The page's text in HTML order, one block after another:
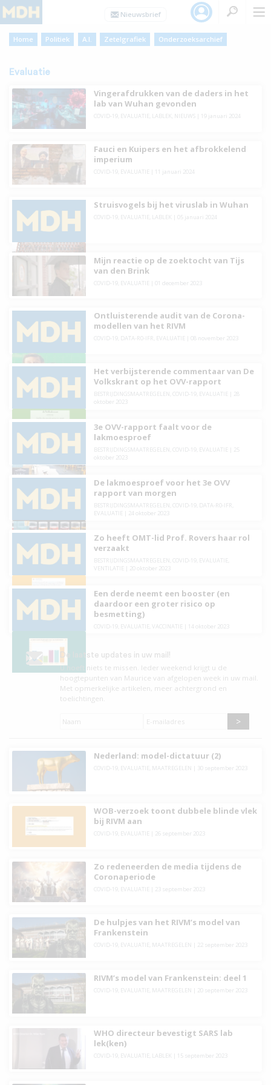
Home Politiek A.I. Zetelgrafiek Onderzoeksarchief
Evaluatie
Vingerafdrukken van de daders in het
lab van Wuhan gevonden
COVID-19, EVALUATIE LABLEK NIEUWS| 19 januari 2024
Fauci en Kuipers en het afbrokkelend
imperium
COVID-19, EVALUATIE 11 januari 2024
Struisvogels bij het viruslab in Wuhan
COVID-19, EVALUATIE LABLEK 05 januari 2024
Mijn reactie op de zoektocht van Tijs
van den Brink
COVID-19, EVALUATIE 01 december 2023
Ontluisterende audit van de Corona-
modellen van het RIVM
COVID-19, DATA-R0-IFR EVALUATIE 08 november 2023
Het verbijsterende commentaar van De
Volkskrant op het OVV-rapport
BESTRIJDINGSMAATREGELEN COVID-19, EVALUATIE
28
oktober 2023
3e OVV-rapport faalt voor de
lakmoesproef
BESTRIJDINGSMAATREGELEN COVID-19, EVALUATIE
25
oktober 2023
De lakmoesproef voor het 3e OVV
rapport van morgen
BESTRIJDINGSMAATREGELEN COVID-19, DATA-R0-IFR
EVALUATIE
24 oktober 2023
Zo heeft OMT-lid Prof. Rovers haar rol
verzaakt
BESTRIJDINGSMAATREGELEN COVID-19, EVALUATIE
VENTILATIE
20 oktober 2023
Een derde neemt een booster (en
daardoor een groter risico op
besmetting)
COVID-19, EVALUATIE VACCINATIE 14 oktober 2023
De laatste updates in uw mail!
U hoeft niets te missen. leder weekend krijgt u de
hoogtepunten van Maurice van afgelopen week in uw mail.
Met opmerkelijke artikelen, meer achtergrond en
toelichtingen.
Naam
E-
Nederland: model-dictatuur (2)
COVID-19, EVALUATIE MAATREGELEN 30 september 2023
WOB-verzoek toont dubbele blinde vlek
bij RIVM aan
COVID-19, EVALUATIE 26 september 2023
Zo redeneerden de media tijdens de
Coronaperiode
COVID-19, EVALUATIE 23 september 2023
De hulpjes van het RIVM’s model van
Frankenstein
COVID-19, EVALUATIE MAATREGELEN 22 september 2023
RIVM’s model van Frankenstein: deel 1
COVID-19, EVALUATIE MAATREGELEN 20 september 2023
WHO directeur bevestigt SARS lab
lek(ken)
COVID-19, EVALUATIE LABLEK 15 september 2023